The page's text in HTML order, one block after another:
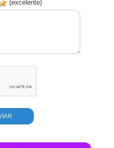
(excelente)